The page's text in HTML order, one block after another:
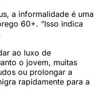
a informalidade é uma
60+. “Isso indica
ao luxo de
o jovem, muitas
ou prolongar a
rapidamente para a